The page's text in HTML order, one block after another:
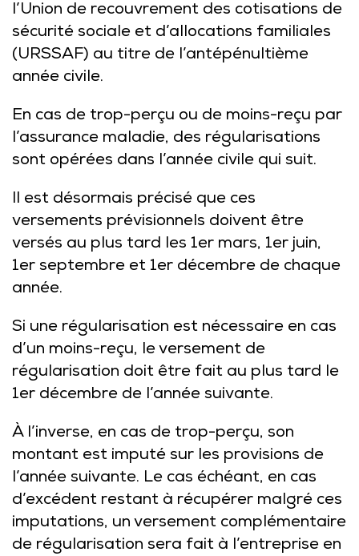
l’Union de recouvrement des cotisations de
sécurité sociale et d’allocations familiales
(URSSAF) au titre de l’antépénultième
année civile.
En cas de trop-perçu ou de moins-reçu par
l’assurance maladie, des régularisations
sont opérées dans l’année civile qui suit.
Il est désormais précisé que ces
versements prévisionnels doivent être
versés au plus tard les 1er mars, 1er juin,
1er septembre et 1er décembre de chaque
année.
Si une régularisation est nécessaire en cas
d’un moins-reçu, le versement de
régularisation doit être fait au plus tard le
1er décembre de l’année suivante.
À l’inverse, en cas de trop-perçu, son
montant est imputé sur les provisions de
l’année suivante. Le cas échéant, en cas
d’excédent restant à récupérer malgré ces
imputations, un versement complémentaire
de régularisation sera fait à l’entreprise en